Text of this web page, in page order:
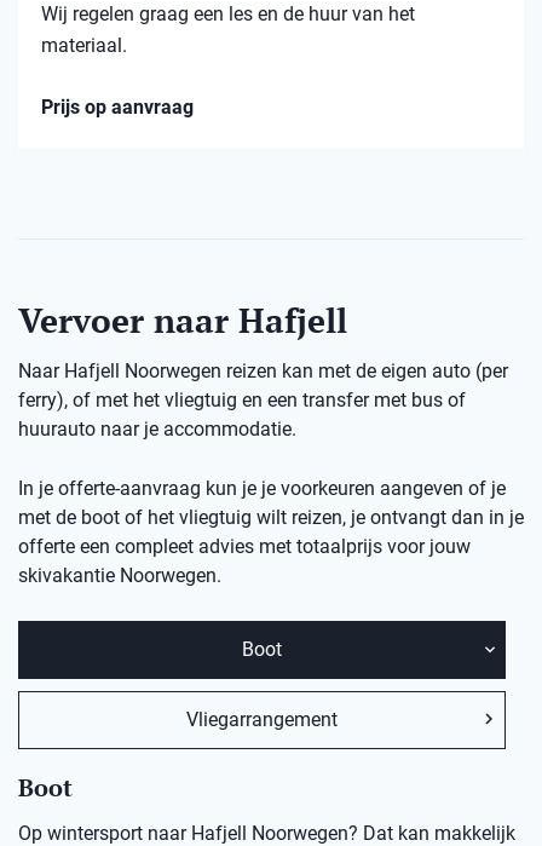
Wij regelen graag een les en de huur van het
materiaal.
Prijs op aanvraag
Vervoer naar Hafjell
Naar Hafjell Noorwegen reizen kan met de eigen auto (per
ferry), of met het vliegtuig en een transfer met bus of
huurauto naar je accommodatie.
In je offerte-aanvraag kun je je voorkeuren aangeven of je
met de boot of het vliegtuig wilt reizen, je ontvangt dan in je
offerte een compleet advies met totaalprijs voor jouw
skivakantie Noorwegen.
Boot
Vliegarrangement
Boot
Op wintersport naar Hafjell Noorwegen? Dat kan makkelijk